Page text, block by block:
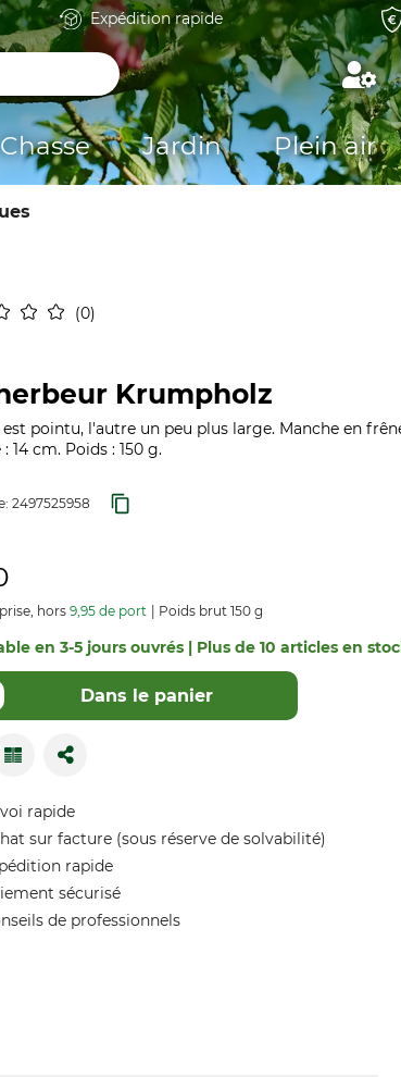
Expédition rapide
Chasse Jardin Plein air
0
Krumpholz
pointu, l'autre un peu plus large. Manche en
14 cm. Poids : 150 g.
2497525958
hors 9,95 de port Poids brut 150 g
en 3-5 jours ouvrés | Plus de 10 articles en
Dans le panier
rapide
sur facture (sous réserve de solvabilité)
rapide
sécurisé
de professionnels